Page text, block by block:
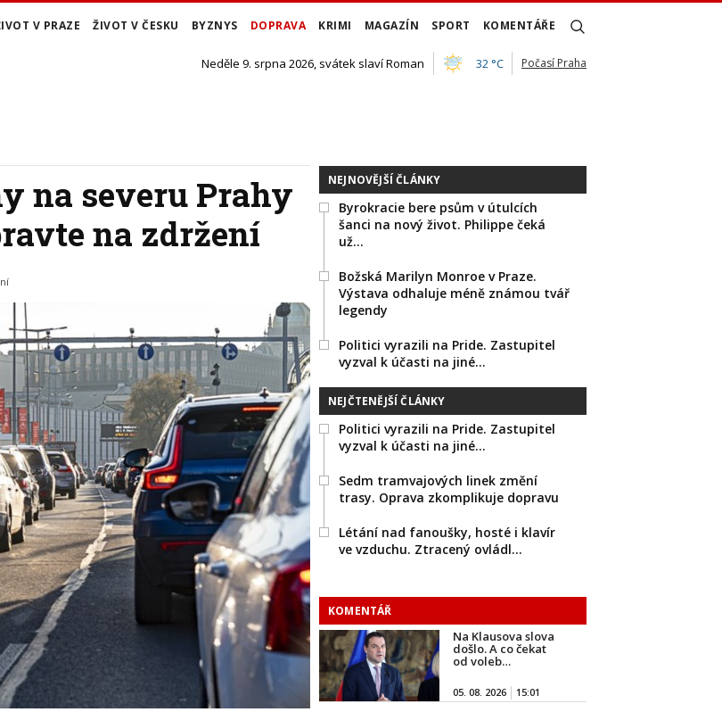
V PRAZE ŽIVOT V ČESKU BYZNYS DOPRAVA KRIMI MAGAZÍN SPORT KOMENTÁŘE
Neděle 9. srpna 2026, svátek slaví Roman 32 °C Počasí Praha
na severu Prahy
na zdržení
NEJNOVĚJŠÍ ČLÁNKY
Byrokracie bere psům v útulcích
šanci na nový život. Philippe čeká
už…
Božská Marilyn Monroe v Praze.
Výstava odhaluje méně známou tvář
legendy
Politici vyrazili na Pride. Zastupitel
vyzval k účasti na jiné…
NEJČTENĚJŠÍ ČLÁNKY
Politici vyrazili na Pride. Zastupitel
vyzval k účasti na jiné…
Sedm tramvajových linek změní
trasy. Oprava zkomplikuje dopravu
Létání nad fanoušky, hosté i klavír
ve vzduchu. Ztracený ovládl…
KOMENTÁŘ
Na Klausova slova
došlo. A co čekat
od voleb…
05. 08. 2026 15:01